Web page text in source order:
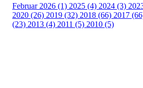
Februar 2026 (1) 2025 (4) 2024 (3)
2020 (26) 2019 (32) 2018 (66) 2017
(23) 2013 (4) 2011 (5) 2010 (5)